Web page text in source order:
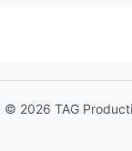
© 2026 TAG